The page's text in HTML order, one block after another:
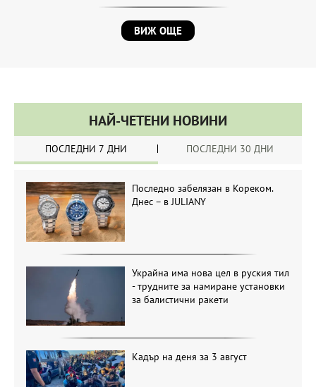
ВИЖ ОЩЕ
НАЙ-ЧЕТЕНИ НОВИНИ
ПОСЛЕДНИ 7 ДНИ ПОСЛЕДНИ 30 ДНИ
Последно забелязан в Кореком.
Днес – в JULIANY
Украйна има нова цел в руския тил
- трудните за намиране установки
за балистични ракети
Кадър на деня за 3 август